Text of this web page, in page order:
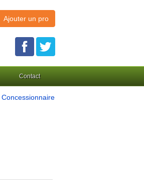
Ajouter un pro
Contact
Concessionnaire